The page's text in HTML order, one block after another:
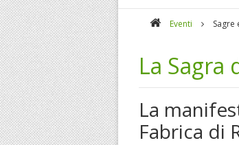
Eventi Sagre
La Sagra
La
Fabrica di